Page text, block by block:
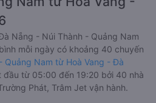
Nẵng - Núi Thành - Quảng Nam
mỗi ngày có khoảng 40 chuyến
Quảng Nam từ Hoà Vang - Đà
đầu từ 05:00 đến 19:20 bởi 40 nhà
Phát, Trâm Jet vận hành.